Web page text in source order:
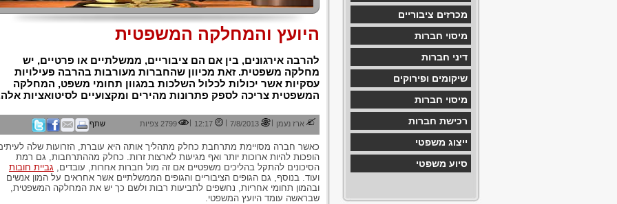
מכרזים ציבוריים
מיסוי חברות
דיני חברות
שיקומים ופירוקים
מיסוי חברות
רכישת חברות
ייצוג משפטי
סיוע משפטי
היועץ והמחלקה המשפטית
להרבה אירגונים, בין אם הם ציבוריים, ממשלתיים או פרטיים, יש
מחלקה משפטית. זאת מכיוון שהחברות מעורבות בהרבה פעילויות
עסקיות אשר יכולות לכלול השלכות במגוון תחומי משפט, המחלקה
המשפטית צריכה לספק פתרונות מהירים ומקצועיים לסיטואציות
ארז נעמן |
7/8/2013
|
12:17
| 2799 צפיות שתף
כאשר חברה מסויימת מתרחבת כחלק מתהליך אותה היא עוברת, הזרועות שלה
הופכות להיות ארוכות יותר ואף מגיעות לארצות זרות. כחלק מההתרחבות, גם רמת
הסיכונים להתקל בהליכים משפטיים אם זה מול חברות אחרות, עובדים, גביית חובות
ועוד. בנוסף, גם הגופים הציבוריים והגופים הממשלתיים אשר אחראים על המון אנשים
ובהמון תחומי אחריות, נחשפים לתביעות רבות ולשם כך יש את המחלקה המשפטית,
שבראשה עומד היועץ המשפטי.